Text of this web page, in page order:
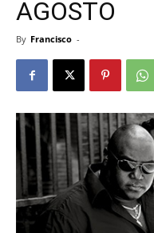
AGOSTO
By Francisco -